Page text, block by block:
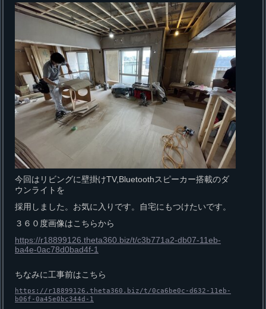
今回はリビングに壁掛けTV,Bluetoothスピーカー搭載のダ
ウンライトを
採用しました。お気に入りです。自宅にもつけたいです。
３６０度画像はこちらから
https://r18899126.theta360.biz/t/c3b771a2-db07-11eb-
ba4e-0ac78d0bad4f-1
ちなみに工事前はこちら
https://r18899126.theta360.biz/t/0ca6be0c-d632-11eb-
b06f-0a45e0bc344d-1